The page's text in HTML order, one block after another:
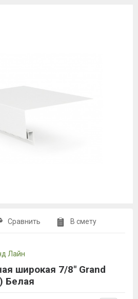
Сравнить В смету
Лайн
широкая 7/8" Grand
Белая